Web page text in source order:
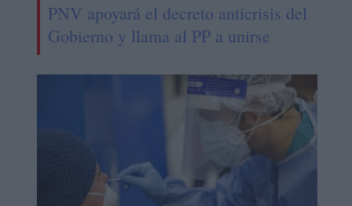
PNV apoyará el decreto anticrisis del
Gobierno y llama al PP a unirse